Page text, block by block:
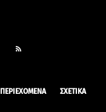
ΠΕΡΙΕΧΌΜΕΝΑ ΣΧΕΤΙΚΆ